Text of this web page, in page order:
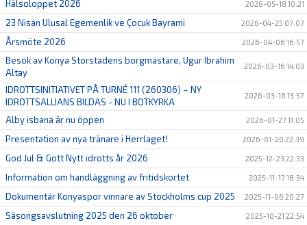
Hälsoloppet 2026 2026-05-18 10:21
23 Nisan Ulusal Egemenlik ve Çocuk Bayrami 2026-04-25 07:07
Årsmöte 2026 2026-04-06 16:57
Besök av Konya Storstadens borgmästare, Ugur Ibrahim
Altay
2026-03-16 14:03
IDROTTSINITIATIVET PÅ TURNÉ 111 (260306) – NY
IDROTTSALLIANS BILDAS - NU I BOTKYRKA
2026-03-16 13:57
Alby isbana är nu öppen 2026-01-27 11:05
Presentation av nya tränare i Herrlaget! 2026-01-20 22:39
God Jul & Gott Nytt idrotts år 2026 2025-12-23 22:33
Information om handläggning av fritidskortet 2025-11-17 18:34
Dokumentär Konyaspor vinnare av Stockholms cup 2025 2025-11-06 20:27
Säsongsavslutning 2025 den 26 oktober 2025-10-21 22:54